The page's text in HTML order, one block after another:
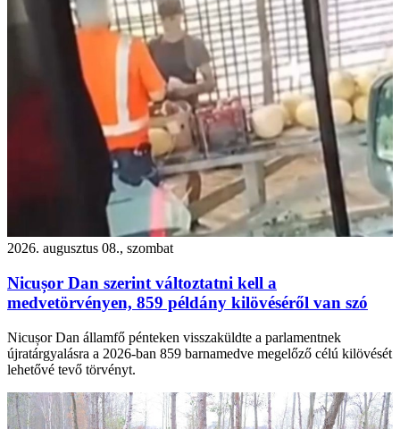
2026. augusztus 08., szombat
Nicușor Dan szerint változtatni kell a
medvetörvényen, 859 példány kilövéséről van szó
Nicușor Dan államfő pénteken visszaküldte a parlamentnek
újratárgyalásra a 2026-ban 859 barnamedve megelőző célú kilövését
lehetővé tevő törvényt.